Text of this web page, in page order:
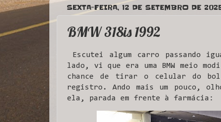
SEXTA-FEIRA, 12 DE SETEMBRO DE
BMW 318is 1992
Escutei algum carro passando
lado, vi que era uma BMW meio
chance de tirar o celular do
registro. Ando mais um pouco,
ela, parada em frente à farmácia: